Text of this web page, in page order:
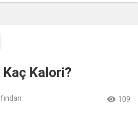
Kaç Kalori?
 109